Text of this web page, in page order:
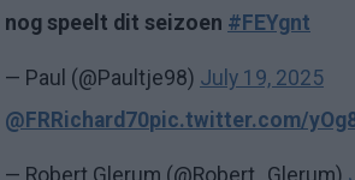
nog speelt dit seizoen #FEYgnt
— Paul (@Paultje98) July 19, 2025
@FRRichard70pic.twitter.com/